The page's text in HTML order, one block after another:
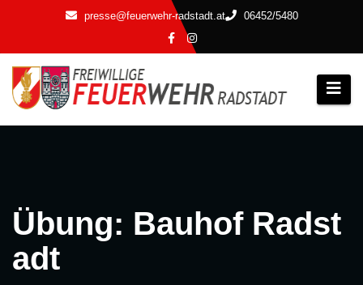
springen
presse@feuerwehr-radstadt.at 06452/5480
Übung: Bauhof Radst
adt